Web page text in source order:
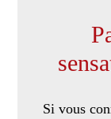
Si vous